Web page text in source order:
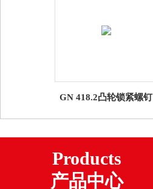
GN 418.2凸轮锁紧螺钉
Products
产品中心